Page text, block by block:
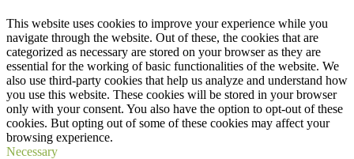
This website uses cookies to improve your experience while you
navigate through the website. Out of these, the cookies that are
categorized as necessary are stored on your browser as they are
essential for the working of basic functionalities of the website. We
also use third-party cookies that help us analyze and understand how
you use this website. These cookies will be stored in your browser
only with your consent. You also have the option to opt-out of these
cookies. But opting out of some of these cookies may affect your
browsing experience.
Necessary